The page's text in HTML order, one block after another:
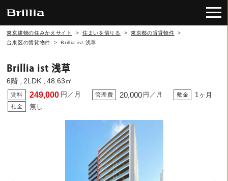
東京建物の住みかえサイト > 住まいを借りる > 東京都の賃貸物件
>
台東区の賃貸物件
> Brillia ist 浅草
Brillia ist 浅草
6階 2LDK 48.63㎡
249,000 円／月 20,000 円／月
1ヶ月
無し